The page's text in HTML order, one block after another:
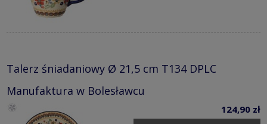
Talerz śniadaniowy Ø 21,5 cm T134 DPLC
Manufaktura w Bolesławcu
124,90 zł